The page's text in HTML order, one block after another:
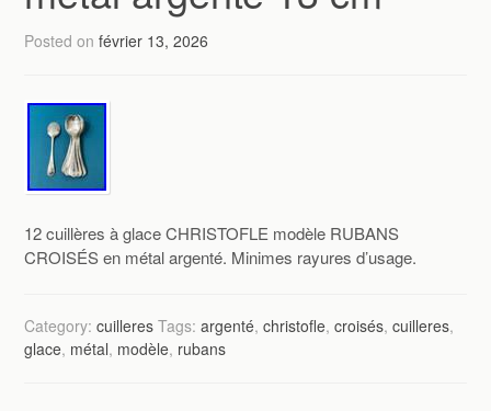
Posted onfévrier 13, 2026
12 cuillères à glace CHRISTOFLE modèle RUBANS
CROISÉS en métal argenté. Minimes rayures d’usage.
Category:cuilleres Tags:argenté,christofle,croisés,cuilleres,
glace, métal, modèle, rubans